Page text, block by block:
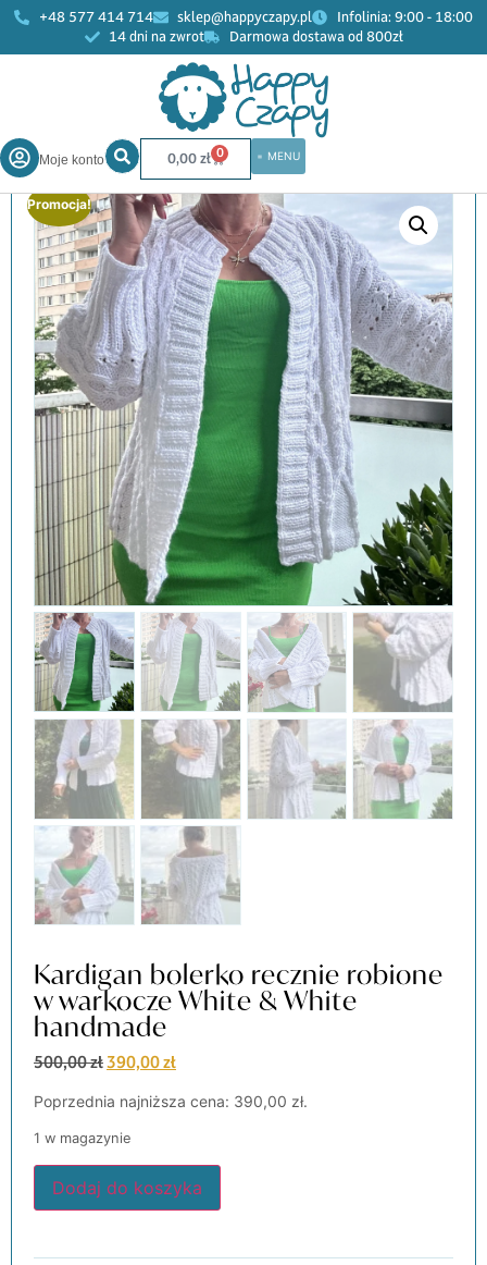
+48 577 414 714 sklep@happyczapy.pl
Infolinia: 9:00 - 18:00
14 dni na zwrot
Darmowa dostawa od 800zł
Moje konto 0,00zł 0
Kobiety » Swetry»Kardigan bolerko recznie
robione w warkocze White & White handmade
Promocja!
Kardigan bolerko recznie robione
w warkocze White & White
handmade
500,00zł390,00zł
Poprzednia najniższa cena: 390,00 zł.
1 w magazynie
Dodaj do koszyka